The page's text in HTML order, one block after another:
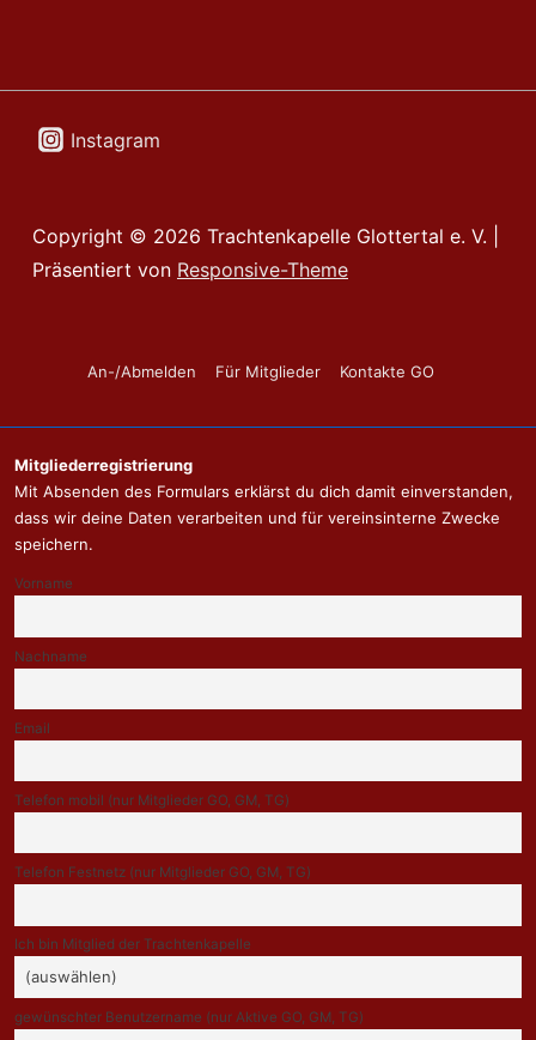
Instagram
Copyright © 2026 Trachtenkapelle Glottertal e. V.
Präsentiert von Responsive-Theme
Footer-
An-/Abmelden Für Mitglieder Kontakte GO
Mitgliederregistrierung
Mit Absenden des Formulars erklärst du dich damit einverstanden,
dass wir deine Daten verarbeiten und für vereinsinterne Zwecke
speichern.
Vorname
Nachname
Email
Telefon mobil (nur Mitglieder GO, GM, TG)
Telefon Festnetz (nur Mitglieder GO, GM, TG)
Ich bin Mitglied der Trachtenkapelle
gewünschter Benutzername (nur Aktive GO, GM, TG)